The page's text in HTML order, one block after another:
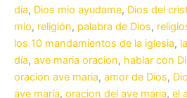
dia, Dios mio ayudame, Dios del
mio, religión, palabra de Dios,
los 10 mandamientos de la iglesia,
día, ave maria oracion, hablar con
oracion ave maria, amor de Dios,
ave maría, oracion del ave maria, el